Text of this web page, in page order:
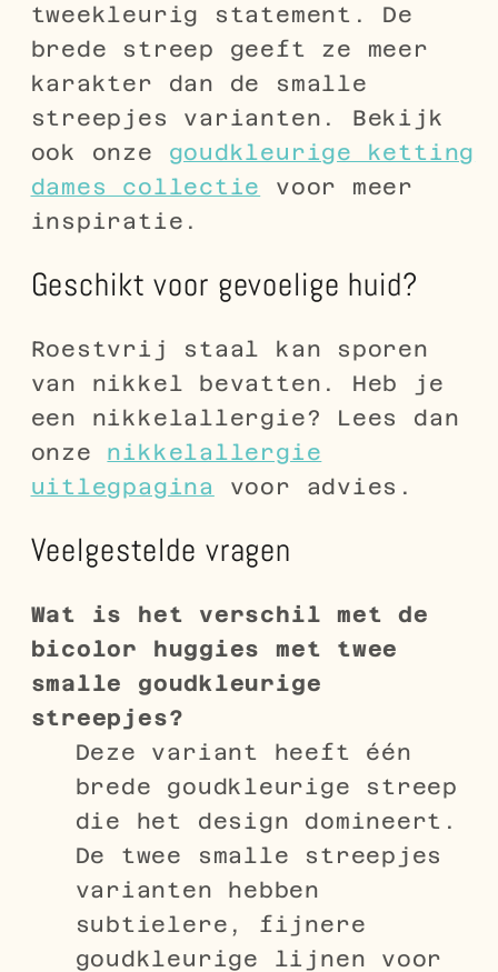
tweekleurig statement. De
brede streep geeft ze meer
karakter dan de smalle
streepjes varianten. Bekijk
ook onze goudkleurige ketting
dames collectie
voor meer
inspiratie.
Geschikt voor gevoelige huid?
Roestvrij staal kan sporen
van nikkel bevatten. Heb je
een nikkelallergie? Lees dan
onze nikkelallergie
uitlegpagina
voor advies.
Veelgestelde vragen
Wat is het verschil met de
bicolor huggies met twee
smalle goudkleurige
streepjes?
Deze variant heeft één
brede goudkleurige streep
die het design domineert.
De twee smalle streepjes
varianten hebben
subtielere, fijnere
goudkleurige lijnen voor